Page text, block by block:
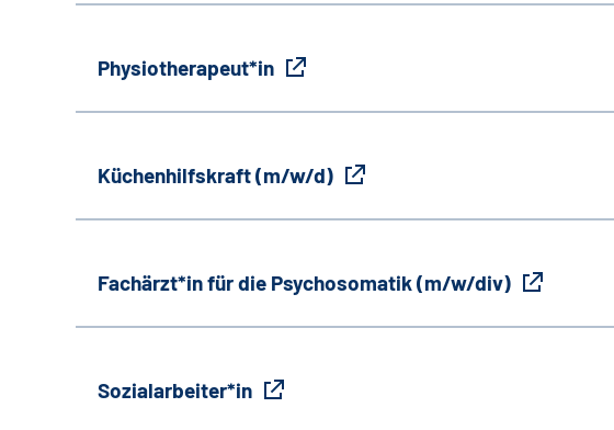
Physiotherapeut*in
Küchenhilfskraft (m/w/d)
Fachärzt*in für die Psychosomatik (m/w/div)
Sozialarbeiter*in